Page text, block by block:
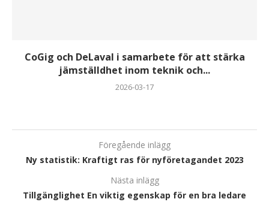
CoGig och DeLaval i samarbete för att stärka
jämställdhet inom teknik och...
2026-03-17
Föregående inlägg
Ny statistik: Kraftigt ras för nyföretagandet 2023
Nästa inlägg
Tillgänglighet En viktig egenskap för en bra ledare